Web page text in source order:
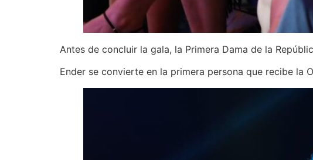
Antes de concluir la gala, la Primera Dama de la
Ender se convierte en la primera persona que recibe la